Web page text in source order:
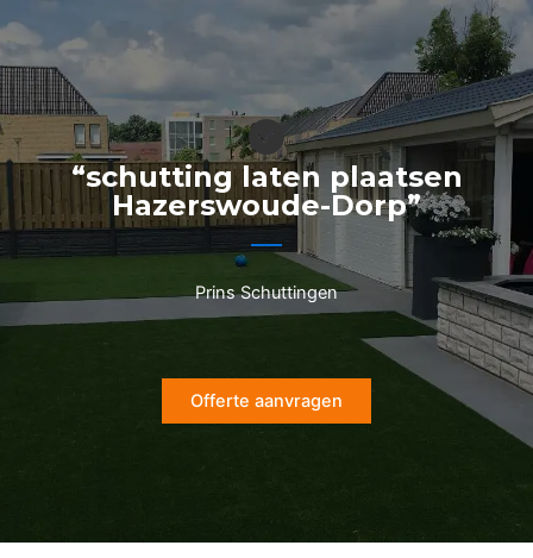
naar
de
inhoud
“schutting laten plaatsen
Hazerswoude-Dorp”
Prins Schuttingen
Offerte aanvragen